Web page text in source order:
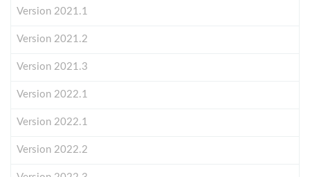
Version 2021.1
Version 2021.2
Version 2021.3
Version 2022.1
Version 2022.1
Version 2022.2